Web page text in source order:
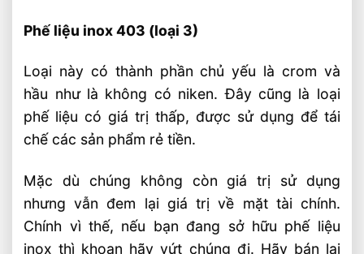
Phế liệu inox 403 (loại 3)
Loại này có thành phần chủ yếu là crom và
hầu như là không có niken. Đây cũng là loại
phế liệu có giá trị thấp, được sử dụng để tái
chế các sản phẩm rẻ tiền.
Mặc dù chúng không còn giá trị sử dụng
nhưng vẫn đem lại giá trị về mặt tài chính.
Chính vì thế, nếu bạn đang sở hữu phế liệu
inox thì khoan hãy vứt chúng đi. Hãy bán lại